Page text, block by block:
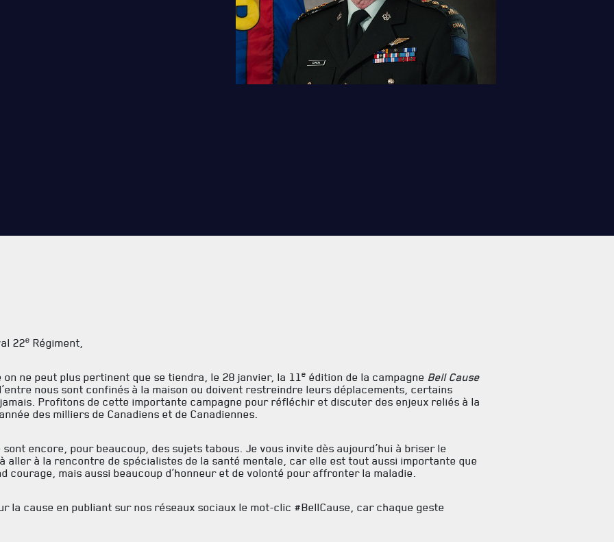
FAQ
22e Régiment,
ne peut plus pertinent que se tiendra, le 28 janvier, la 11 e édition de la campagne Bell Cause
nous sont confinés à la maison ou doivent restreindre leurs déplacements, certains
Profitons de cette importante campagne pour réfléchir et discuter des enjeux reliés à la
des milliers de Canadiens et de Canadiennes.
encore, pour beaucoup, des sujets tabous. Je vous invite dès aujourd’hui à briser le
aller à la rencontre de spécialistes de la santé mentale, car elle est tout aussi importante que
courage, mais aussi beaucoup d’honneur et de volonté pour affronter la maladie.
la cause en publiant sur nos réseaux sociaux le mot-clic #BellCause, car chaque geste